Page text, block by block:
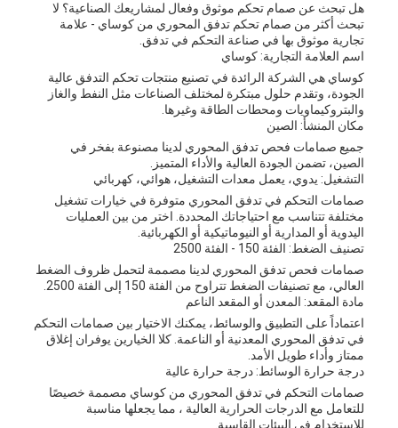
هل تبحث عن صمام تحكم موثوق وفعال لمشاريعك الصناعية؟ لا
تبحث أكثر من صمام تحكم تدفق المحوري من كوساي - علامة
تجارية موثوق بها في صناعة التحكم في تدفق.
اسم العلامة التجارية: كوساي
كوساي هي الشركة الرائدة في تصنيع منتجات تحكم التدفق عالية
الجودة، وتقدم حلول مبتكرة لمختلف الصناعات مثل النفط والغاز
والبتروكيماويات ومحطات الطاقة وغيرها.
مكان المنشأ: الصين
جميع صمامات فحص تدفق المحوري لدينا مصنوعة بفخر في
الصين، تضمن الجودة العالية والأداء المتميز.
التشغيل: يدوي، يعمل معدات التشغيل، هوائي، كهربائي
صمامات التحكم في تدفق المحوري متوفرة في خيارات تشغيل
مختلفة تتناسب مع احتياجاتك المحددة. اختر من بين العمليات
اليدوية أو المدارية أو النيوماتيكية أو الكهربائية.
تصنيف الضغط: الفئة 150 - الفئة 2500
صمامات فحص تدفق المحوري لدينا مصممة لتحمل ظروف الضغط
العالي، مع تصنيفات الضغط تتراوح من الفئة 150 إلى الفئة 2500.
مادة المقعد: المعدن أو المقعد الناعم
اعتماداً على التطبيق والوسائط، يمكنك الاختيار بين صمامات التحكم
في تدفق المحوري المعدنية أو الناعمة. كلا الخيارين يوفران إغلاق
ممتاز وأداء طويل الأمد.
درجة حرارة الوسائط: درجة حرارة عالية
صمامات التحكم في تدفق المحوري من كوساي مصممة خصيصًا
للتعامل مع الدرجات الحرارية العالية ، مما يجعلها مناسبة
للاستخدام في البيئات القاسية.